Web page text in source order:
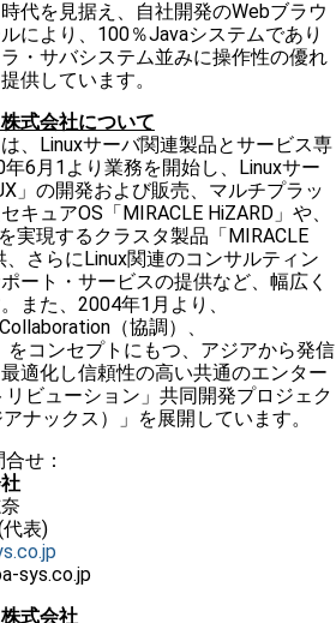
代を見据え、自社開発のWebブラウ
により、100％Javaシステムであり
・サバシステム並みに操作性の優れ
供しています。
式会社について
、Linuxサーバ関連製品とサービス専
6月1より業務を開始し、Linuxサー
」の開発および販売、マルチプラッ
キュアOS「MIRACLE HiZARD」や、
実現するクラスタ製品「MIRACLE
、さらにLinux関連のコンサルティン
ート・サービスの提供など、幅広く
また、2004年1月より、
（協調）、
をコンセプトにもつ、アジアから発信
適化し信頼性の高い共通のエンター
ビューション」共同開発プロジェク
ナックス）」を展開しています。
せ：
表)
sys.co.jp
式会社